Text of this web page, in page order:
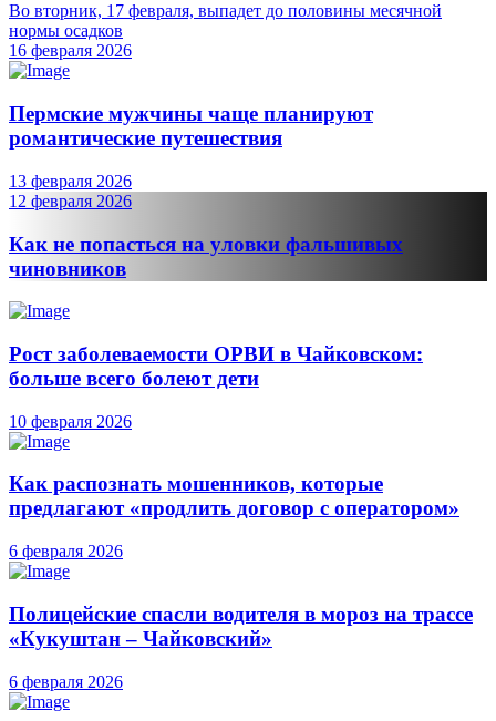
Во вторник, 17 февраля, выпадет до половины месячной
нормы осадков
16 февраля 2026
Пермские мужчины чаще планируют
романтические путешествия
13 февраля 2026
12 февраля 2026
Как не попасться на уловки фальшивых
чиновников
Рост заболеваемости ОРВИ в Чайковском:
больше всего болеют дети
10 февраля 2026
Как распознать мошенников, которые
предлагают «продлить договор с оператором»
6 февраля 2026
Полицейские спасли водителя в мороз на трассе
«Кукуштан – Чайковский»
6 февраля 2026